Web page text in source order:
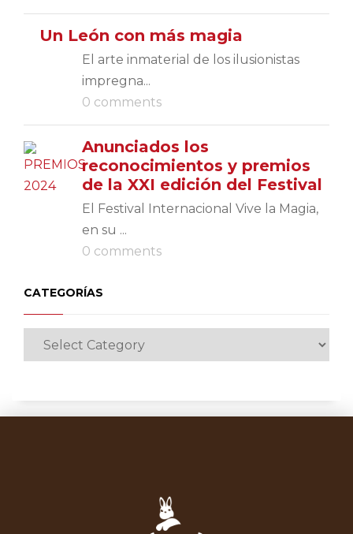
Un León con más magia
El arte inmaterial de los ilusionistas
impregna...
0 comments
Anunciados los
reconocimientos y premios
de la XXI edición del Festival
El Festival Internacional Vive la Magia,
en su ...
0 comments
CATEGORÍAS